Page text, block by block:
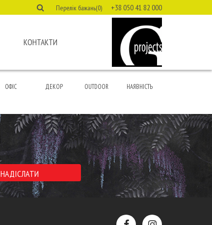
Перелік бажань(0) +38 050 41 82 000
КОНТАКТИ
ОФІС ДЕКОР OUTDOOR НАЯВНІСТЬ